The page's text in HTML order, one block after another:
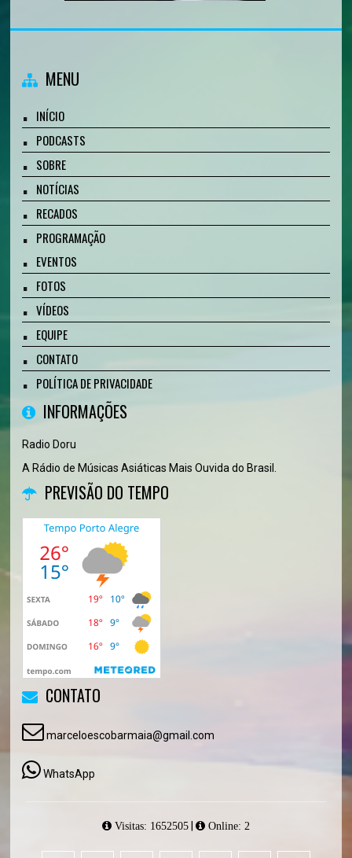
MENU
INÍCIO
PODCASTS
SOBRE
NOTÍCIAS
RECADOS
PROGRAMAÇÃO
EVENTOS
FOTOS
VÍDEOS
EQUIPE
CONTATO
POLÍTICA DE PRIVACIDADE
INFORMAÇÕES
Radio Doru
A Rádio de Músicas Asiáticas Mais Ouvida do Brasil.
PREVISÃO DO TEMPO
CONTATO
marceloescobarmaia@gmail.com
WhatsApp
Visitas: 1652505| Online: 2